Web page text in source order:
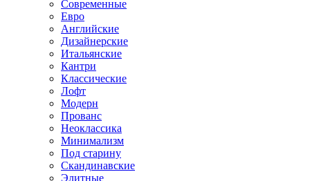
Современные
Евро
Английские
Дизайнерские
Итальянские
Кантри
Классические
Лофт
Модерн
Прованс
Неоклассика
Минимализм
Под старину
Скандинавские
Элитные